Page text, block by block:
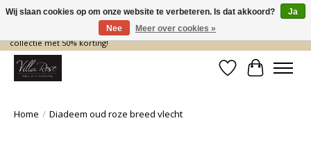
De nieuwe collectie komt eraan… en wij maken ruimte! Shop nu de zomer
collectie met 50% korting!
Verlanglijst
Home / Diadeem oud roze breed vlecht
Wij slaan cookies op om onze website te verbeteren. Is dat akkoord?
Ja
Nee
Meer over cookies »